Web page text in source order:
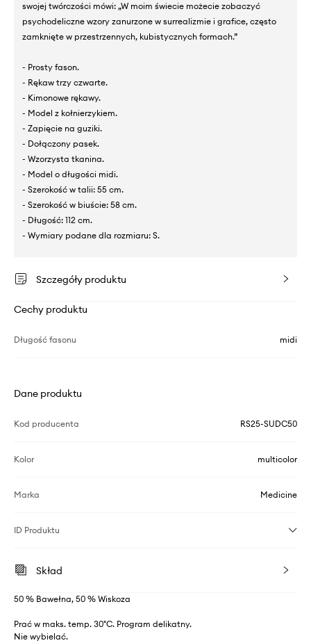
swojej twórczości mówi: „W moim świecie możecie zobaczyć
psychodeliczne wzory zanurzone w surrealizmie i grafice, często
zamknięte w przestrzennych, kubistycznych formach.”
- Prosty fason.
- Rękaw trzy czwarte.
- Kimonowe rękawy.
- Model z kołnierzykiem.
- Zapięcie na guziki.
- Dołączony pasek.
- Wzorzysta tkanina.
- Model o długości midi.
- Szerokość w talii: 55 cm.
- Szerokość w biuście: 58 cm.
- Długość: 112 cm.
- Wymiary podane dla rozmiaru: S.
Szczegóły produktu
Cechy produktu
Długość fasonu midi
Dane produktu
Kod producenta RS25-SUDC50
Kolor multicolor
Marka Medicine
ID Produktu
Skład
50 % Bawełna, 50 % Wiskoza
Prać w maks. temp. 30°C. Program delikatny.
Nie wybielać.